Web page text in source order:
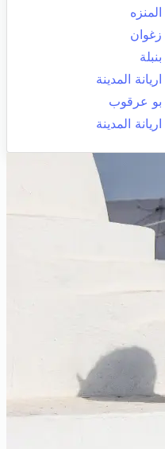
المنزه
زغوان
بنبلة
اريانة المدينة
بو عرقوب
اريانة المدينة